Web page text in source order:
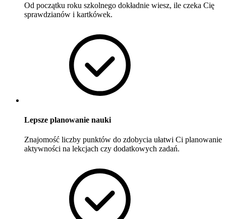
Od początku roku szkolnego dokładnie wiesz, ile czeka Cię
sprawdzianów i kartkówek.
Lepsze planowanie nauki
Znajomość liczby punktów do zdobycia ułatwi Ci planowanie
aktywności na lekcjach czy dodatkowych zadań.